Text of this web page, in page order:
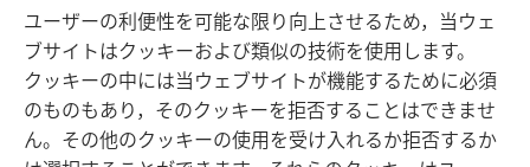
ユーザーの利便性を可能な限り向上させるため，当ウェ
ブサイトはクッキーおよび類似の技術を使用します。
クッキーの中には当ウェブサイトが機能するために必須
のものもあり，そのクッキーを拒否することはできませ
ん。その他のクッキーの使用を受け入れるか拒否するか
し
い
タ
ブ
で
開
ものみの塔 オンライン・ライブラリー
（新
し
い
タ
JW Hub ®
（新
し
JW Library ®